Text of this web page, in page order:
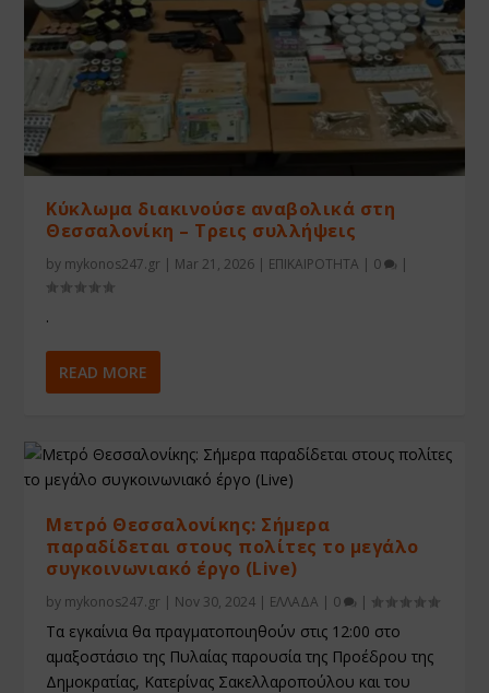
Κύκλωμα διακινούσε αναβολικά στη
Θεσσαλονίκη – Τρεις συλλήψεις
by mykonos247.gr | Mar 21, 2026 | ΕΠΙΚΑΙΡΟΤΗΤΑ | 0 |
.
READ MORE
Mετρό Θεσσαλονίκης: Σήμερα
παραδίδεται στους πολίτες το μεγάλο
συγκοινωνιακό έργο (Live)
by mykonos247.gr | Nov 30, 2024 | ΕΛΛΑΔΑ | 0 |
Τα εγκαίνια θα πραγματοποιηθούν στις 12:00 στο
αμαξοστάσιο της Πυλαίας παρουσία της Προέδρου της
Δημοκρατίας, Κατερίνας Σακελλαροπούλου και του